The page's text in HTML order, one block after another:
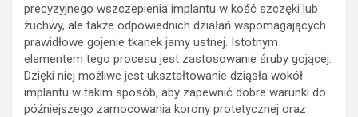
precyzyjnego wszczepienia implantu w kość szczęki lub
żuchwy, ale także odpowiednich działań wspomagających
prawidłowe gojenie tkanek jamy ustnej. Istotnym
elementem tego procesu jest zastosowanie śruby gojącej.
Dzięki niej możliwe jest ukształtowanie dziąsła wokół
implantu w takim sposób, aby zapewnić dobre warunki do
późniejszego zamocowania korony protetycznej oraz